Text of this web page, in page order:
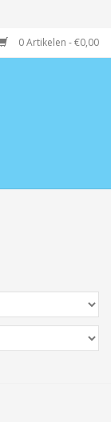
0 Artikelen - €0,00